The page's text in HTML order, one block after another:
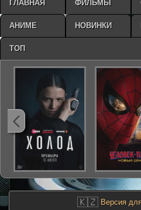
🇰🇿 Версия
ГЛАВНАЯ ФИЛЬМЫ
АНИМЕ НОВИНКИ
ТОП